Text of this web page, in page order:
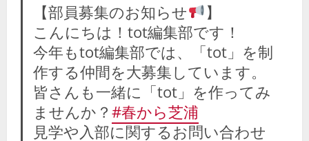
【部員募集のお知らせ
】
こんにちは！tot編集部です！
今年もtot編集部では、「tot」を制
作する仲間を大募集しています。
皆さんも一緒に「tot」を作ってみ
ませんか？#春から芝浦
見学や入部に関するお問い合わせ